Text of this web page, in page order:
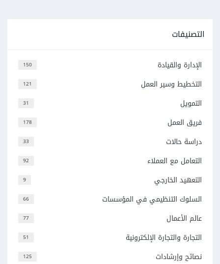
التصنيفات
150 الإدارة والقيادة
121 التخطيط وسير العمل
31 التمويل
178 فريق العمل
33 دراسة حالات
92 التعامل مع العملاء
9 التعهيد الخارجي
66 السلوك التنظيمي في المؤسسات
77 عالم الأعمال
51 التجارة والتجارة الإلكترونية
125 نصائح وإرشادات